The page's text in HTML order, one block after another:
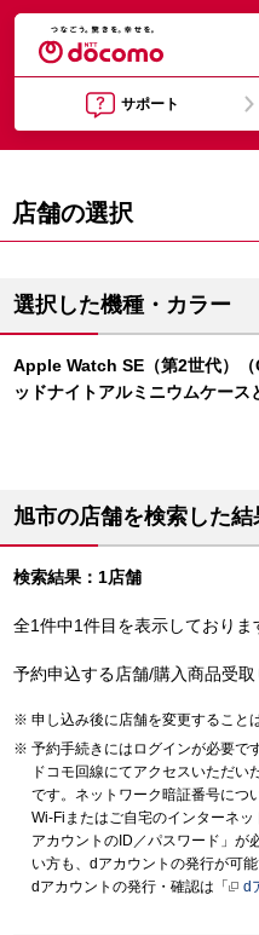
サポート
店舗の選択
選択した機種・カラー
Apple Watch SE（第2世代）
ッドナイトアルミニウムケー
旭市の店舗を検索した
検索結果：1店舗
全1件中1件目を表示しておりま
予約申込する店舗/購入商品受取
申し込み後に店舗を変更すること
予約手続きにはログインが必要です
ドコモ回線にてアクセスいただ
です。ネットワーク暗証番号につ
Wi-Fiまたはご自宅のインターネ
アカウントのID／パスワード」が
い方も、dアカウントの発行が可能
dアカウントの発行・確認は「
d